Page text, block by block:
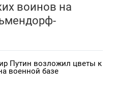
воинов на
Путин возложил цветы к
военной базе